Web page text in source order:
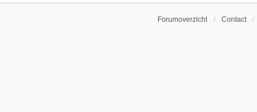
Forumoverzicht Contact